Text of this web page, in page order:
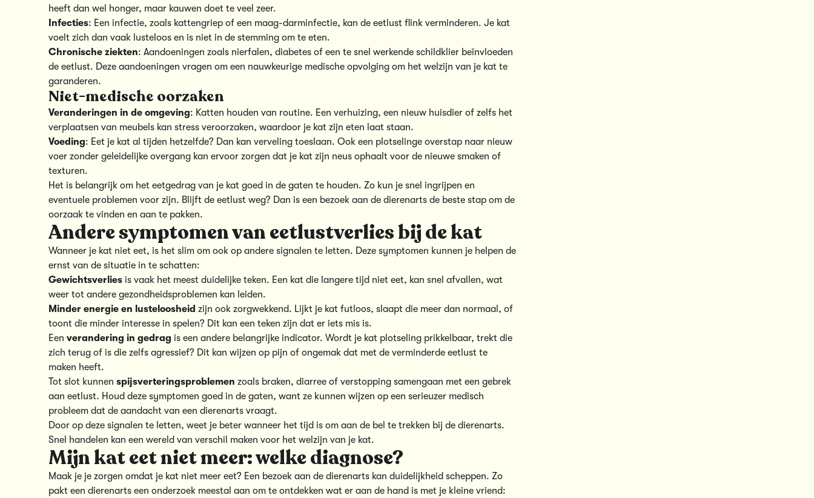
heeft dan wel honger, maar kauwen doet te veel zeer.
Infecties: Een infectie, zoals kattengriep of een maag-darminfectie, kan de eetlust flink verminderen. Je kat
voelt zich dan vaak lusteloos en is niet in de stemming om te eten.
Chronische ziekten: Aandoeningen zoals nierfalen, diabetes of een te snel werkende schildklier beïnvloeden
de eetlust. Deze aandoeningen vragen om een nauwkeurige medische opvolging om het welzijn van je kat te
garanderen.
Niet-medische oorzaken
Veranderingen in de omgeving: Katten houden van routine. Een verhuizing, een nieuw huisdier of zelfs het
verplaatsen van meubels kan stress veroorzaken, waardoor je kat zijn eten laat staan.
Voeding: Eet je kat al tijden hetzelfde? Dan kan verveling toeslaan. Ook een plotselinge overstap naar nieuw
voer zonder geleidelijke overgang kan ervoor zorgen dat je kat zijn neus ophaalt voor de nieuwe smaken of
texturen.
Het is belangrijk om het eetgedrag van je kat goed in de gaten te houden. Zo kun je snel ingrijpen en
eventuele problemen voor zijn. Blijft de eetlust weg? Dan is een bezoek aan de dierenarts de beste stap om de
oorzaak te vinden en aan te pakken.
Andere symptomen van eetlustverlies bij de kat
Wanneer je kat niet eet, is het slim om ook op andere signalen te letten. Deze symptomen kunnen je helpen de
ernst van de situatie in te schatten:
Gewichtsverlies is vaak het meest duidelijke teken. Een kat die langere tijd niet eet, kan snel afvallen, wat
weer tot andere gezondheidsproblemen kan leiden.
Minder energie en lusteloosheid zijn ook zorgwekkend. Lijkt je kat futloos, slaapt die meer dan normaal , of
toont die minder interesse in spelen? Dit kan een teken zijn dat er iets mis is.
Een verandering in gedrag is een andere belangrijke indicator. Wordt je kat plotseling prikkelbaar, trekt die
zich terug of is die zelfs agressief? Dit kan wijzen op pijn of ongemak dat met de verminderde eetlust te
maken heeft.
Tot slot kunnen spijsverteringsproblemen zoals braken, diarree of verstopping samengaan met een gebrek
aan eetlust. Houd deze symptomen goed in de gaten, want ze kunnen wijzen op een serieuzer medisch
probleem dat de aandacht van een dierenarts vraagt.
Door op deze signalen te letten, weet je beter wanneer het tijd is om aan de bel te trekken bij de dierenarts.
Snel handelen kan een wereld van verschil maken voor het welzijn van je kat.
Mijn kat eet niet meer: welke diagnose?
Maak je je zorgen omdat je kat niet meer eet? Een bezoek aan de dierenarts kan duidelijkheid scheppen. Zo
pakt een dierenarts een onderzoek meestal aan om te ontdekken wat er aan de hand is met je kleine vriend: